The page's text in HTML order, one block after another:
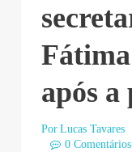
após a
Por Lucas Tavares
0 Comentários